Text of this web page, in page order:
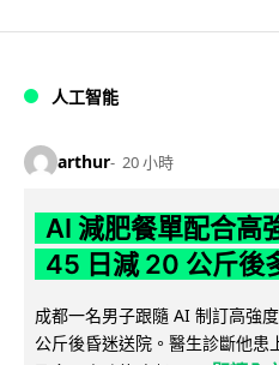
人工智能
arthur 20 小時
AI 減肥餐單配合
45 日減 20 公斤後
成都一名男子跟隨 AI 制訂高強
公斤後昏迷送院。醫生診斷他患